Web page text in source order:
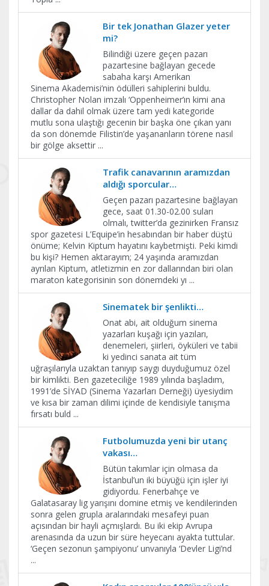
Bir tek Jonathan Glazer yeter
mi?
Bilindiği üzere geçen pazarı
pazartesine bağlayan gecede
sabaha karşı Amerikan
Sinema Akademisi’nin ödülleri sahiplerini buldu.
Christopher Nolan imzalı ‘Oppenheimer’ın kimi ana
dallar da dahil olmak üzere tam yedi kategoride
mutlu sona ulaştığı gecenin bir başka öne çıkan yanı
da son dönemde Filistin’de yaşananların törene nasıl
bir gölge aksettir ...
Trafik canavarının aramızdan
aldığı sporcular…
Geçen pazarı pazartesine bağlayan
gece, saat 01.30-02.00 suları
olmalı, twitter’da gezinirken Fransız
spor gazetesi L’Equipe’in hesabından bir haber düştü
önüme; Kelvin Kiptum hayatını kaybetmişti. Peki kimdi
bu kişi? Hemen aktarayım; 24 yaşında aramızdan
ayrılan Kiptum, atletizmin en zor dallarından biri olan
maraton kategorisinin son dönemdeki yı ...
Sinematek bir şenlikti…
Onat abi, ait olduğum sinema
yazarları kuşağı için yazıları,
denemeleri, şiirleri, öyküleri ve tabii
ki yedinci sanata ait tüm
uğraşılarıyla uzaktan tanıyıp saygı duyduğumuz özel
bir kimlikti. Ben gazeteciliğe 1989 yılında başladım,
1991’de SİYAD (Sinema Yazarları Derneği) üyesiydim
ve kısa bir zaman dilimi içinde de kendisiyle tanışma
fırsatı buld ...
Futbolumuzda yeni bir utanç
vakası…
Bütün takımlar için olmasa da
İstanbul’un iki büyüğü için işler iyi
gidiyordu. Fenerbahçe ve
Galatasaray lig yarışını domine etmiş ve kendilerinden
sonra gelen grupla aralarındaki mesafeyi puan
açısından bir hayli açmışlardı. Bu iki ekip Avrupa
arenasında da uzun bir süre heyecanı ayakta tuttular.
‘Geçen sezonun şampiyonu’ unvanıyla ‘Devler Ligi’nd
...